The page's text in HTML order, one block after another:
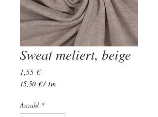
Sweat meliert, beige
1,55 €Preis
15,50 € /1m
pro
1
Anzahl *